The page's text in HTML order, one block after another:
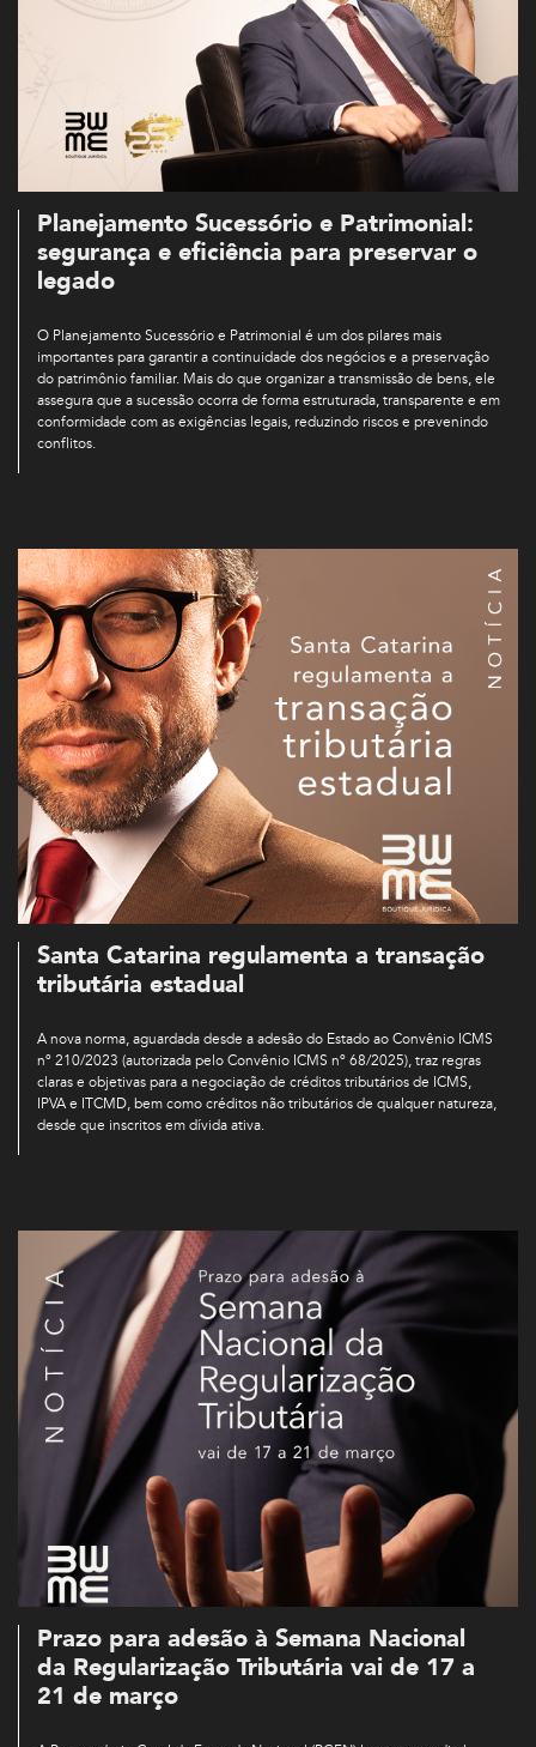
Planejamento Sucessório e Patrimonial:
segurança e eficiência para preservar o
legado
O Planejamento Sucessório e Patrimonial é um dos pilares mais
importantes para garantir a continuidade dos negócios e a preservação
do patrimônio familiar. Mais do que organizar a transmissão de bens, ele
assegura que a sucessão ocorra de forma estruturada, transparente e em
conformidade com as exigências legais, reduzindo riscos e prevenindo
conflitos.
Santa Catarina regulamenta a transação
tributária estadual
A nova norma, aguardada desde a adesão do Estado ao Convênio ICMS
nº 210/2023 (autorizada pelo Convênio ICMS nº 68/2025), traz regras
claras e objetivas para a negociação de créditos tributários de ICMS,
IPVA e ITCMD, bem como créditos não tributários de qualquer natureza,
desde que inscritos em dívida ativa.
Prazo para adesão à Semana Nacional
da Regularização Tributária vai de 17 a
21 de março